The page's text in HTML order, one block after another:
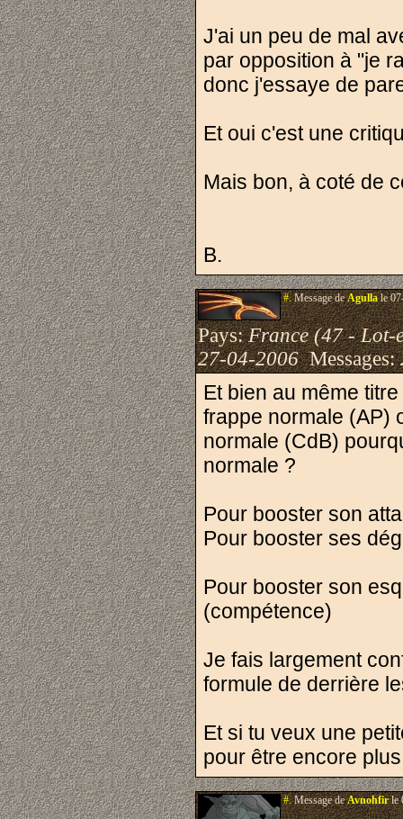
J'ai un peu de mal
par opposition à "je
donc j'essaye de
Et oui c'est une
Mais bon, à coté de
B.
#.Message deAgullale
Pays:France (47 - Lot-
27-04-2006Messages:
Et bien au même
frappe normale (AP)
normale (CdB)
normale ?
Pour booster son
Pour booster ses
Pour booster son
(compétence)
Je fais largement
formule de derrière
Et si tu veux une
pour être encore
#.Message deAvnohfirle